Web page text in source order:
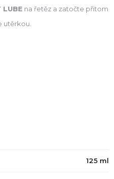
LUBE na řetěz a zatočte přitom
utěrkou.
125 ml